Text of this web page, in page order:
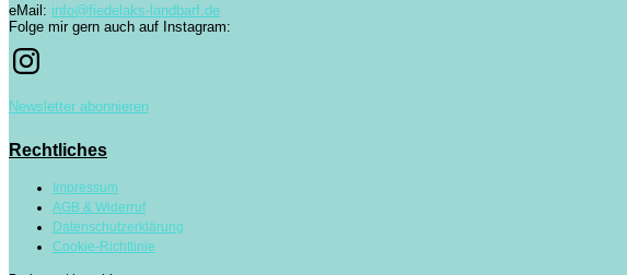
eMail: info@fiedelaks-landbarf.de
Folge mir gern auch auf Instagram:
Newsletter abonnieren
Rechtliches
Impressum
AGB & Widerruf
Datenschutzerklärung
Cookie-Richtlinie